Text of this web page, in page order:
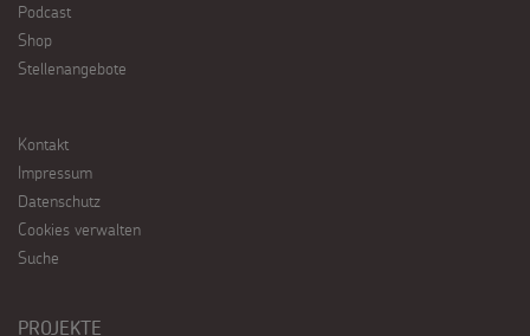
Podcast
Shop
Stellenangebote
Kontakt
Impressum
Datenschutz
Cookies verwalten
Suche
PROJEKTE